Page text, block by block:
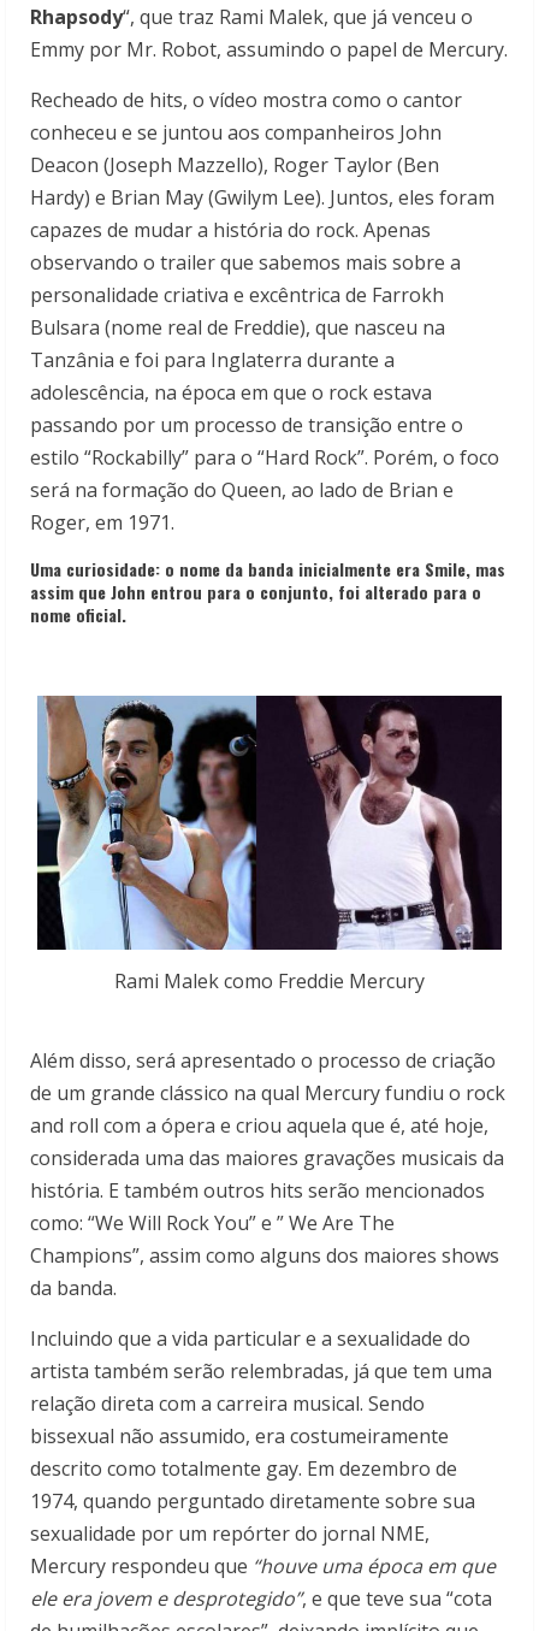
Rhapsody“, que traz Rami Malek, que já venceu o
Emmy por Mr. Robot, assumindo o papel de Mercury.
Recheado de hits, o vídeo mostra como o cantor
conheceu e se juntou aos companheiros John
Deacon (Joseph Mazzello), Roger Taylor (Ben
Hardy) e Brian May (Gwilym Lee). Juntos, eles foram
capazes de mudar a história do rock. Apenas
observando o trailer que sabemos mais sobre a
personalidade criativa e excêntrica de Farrokh
Bulsara (nome real de Freddie), que nasceu na
Tanzânia e foi para Inglaterra durante a
adolescência, na época em que o rock estava
passando por um processo de transição entre o
estilo “Rockabilly” para o “Hard Rock”. Porém, o foco
será na formação do Queen, ao lado de Brian e
Roger, em 1971.
Uma curiosidade: o nome da banda inicialmente era Smile, mas
assim que John entrou para o conjunto, foi alterado para o
nome oficial.
Rami Malek como Freddie Mercury
Além disso, será apresentado o processo de criação
de um grande clássico na qual Mercury fundiu o rock
and roll com a ópera e criou aquela que é, até hoje,
considerada uma das maiores gravações musicais da
história. E também outros hits serão mencionados
como: “We Will Rock You” e ” We Are The
Champions”, assim como alguns dos maiores shows
da banda.
Incluindo que a vida particular e a sexualidade do
artista também serão relembradas, já que tem uma
relação direta com a carreira musical. Sendo
bissexual não assumido, era costumeiramente
descrito como totalmente gay. Em dezembro de
1974, quando perguntado diretamente sobre sua
sexualidade por um repórter do jornal NME,
Mercury respondeu que “houve uma época em que
ele era jovem e desprotegido”, e que teve sua “cota